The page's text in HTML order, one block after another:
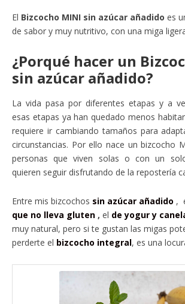
El Bizcocho MINI sin azúcar añadido es
de sabor y muy nutritivo, con una miga
¿Porqué hacer un
sin azúcar añadido?
La vida pasa por diferentes etapas y a
esas etapas ya han quedado menos
requiere ir cambiando tamaños para
circunstancias. Por ello nace un bizcocho
personas que viven solas o con un
quieren seguir disfrutando de la repostería
Entre mis bizcochos sin azúcar añadido ,
que no lleva gluten , el de yogur y
muy natural, pero si te gustan las migas
perderte el bizcocho integral, es una